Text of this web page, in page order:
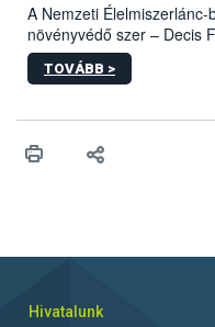
A Nemzeti
növényvédő szer – Decis
engedélyokiratát
egészen a vesszőérettség
érésű szőlőkben is
felhasználók számára is
TOVÁBB >
Hivatalunk